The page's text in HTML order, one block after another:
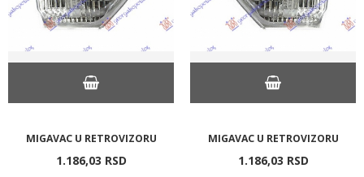
MIGAVAC U RETROVIZORU
1.186,03 RSD
MIGAVAC U RETROVIZORU
1.186,03 RSD